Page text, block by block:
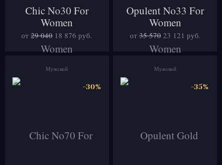
Chic No30 For
Women
от29 040 18 876 руб.
Opulent No33 For
Women
от35 570 23 121 руб.
Мужской
-30%
Мужской
-35%